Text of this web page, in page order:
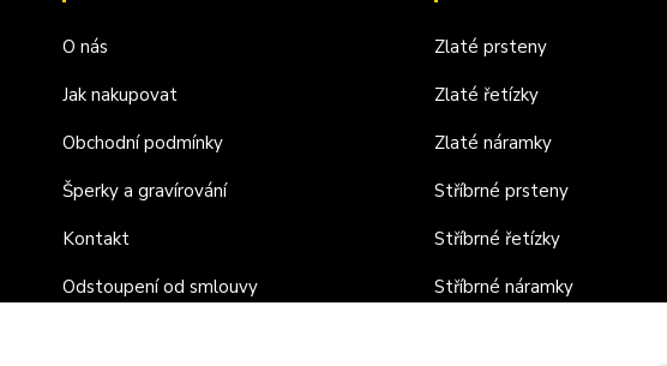
O nás
Jak nakupovat
Obchodní podmínky
Šperky a gravírování
Kontakt
Odstoupení od smlouvy
Zlaté prsteny
Zlaté řetízky
Zlaté náramky
Stříbrné prsteny
Stříbrné řetízky
Stříbrné náramky